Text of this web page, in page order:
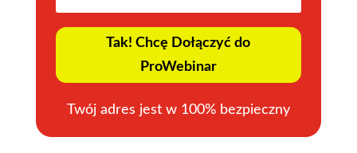
Tak! Chcę Dołączyć do
ProWebinar
Twój adres jest w 100% bezpieczny